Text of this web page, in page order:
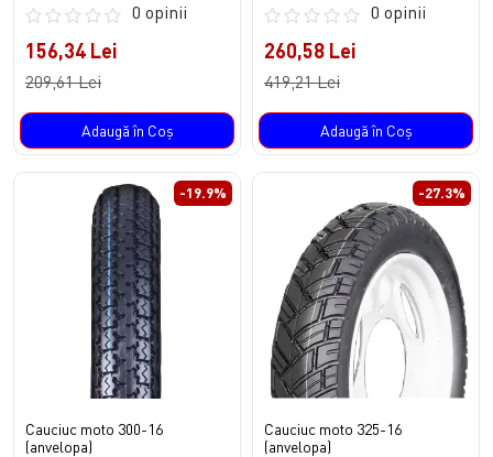
0 opinii
156,34 Lei
209,61 Lei
Adaugă în Coş
0 opinii
260,58 Lei
419,21 Lei
Adaugă în Coş
-19.9%
Cauciuc moto 300-16
(anvelopa)
-27.3%
Cauciuc moto 325-16
(anvelopa)